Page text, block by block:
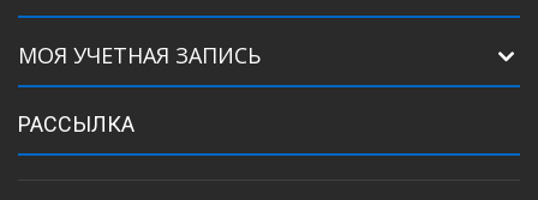
МОЯ УЧЕТНАЯ ЗАПИСЬ
РАССЫЛКА